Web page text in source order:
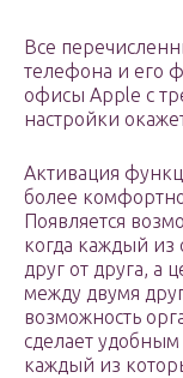
Все
телефона и его
офисы Apple с
настройки
Активация
более
Появляется
когда каждый из
друг от друга, а
между двумя
возможность
сделает
каждый из